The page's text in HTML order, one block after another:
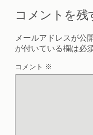
コメントを残
メールアドレスが公
が付いている欄は必
コメント ※